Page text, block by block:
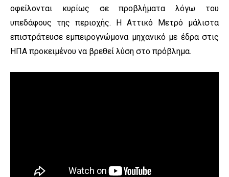
οφείλονται κυρίως σε προβλήματα λόγω του
υπεδάφους της περιοχής. Η Αττικό Μετρό μάλιστα
επιστράτευσε εμπειρογνώμονα μηχανικό με έδρα στις
ΗΠΑ προκειμένου να βρεθεί λύση στο πρόβλημα.